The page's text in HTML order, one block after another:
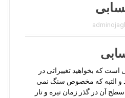
است که بخواهید تغییراتی در
و التبه که مخصوص سنگ نمی
آن در گذر زمان تیره و تار